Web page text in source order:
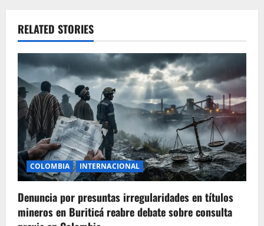
v
i
g
a
t
i
o
n
RELATED STORIES
COLOMBIA INTERNACIONAL
Denuncia por presuntas irregularidades en títulos
mineros en Buriticá reabre debate sobre consulta